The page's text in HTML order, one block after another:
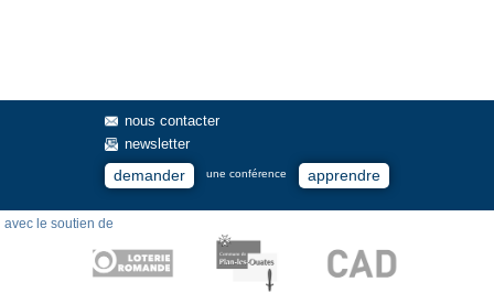
nous contacter
newsletter
demander une conférence apprendre
avec le soutien de